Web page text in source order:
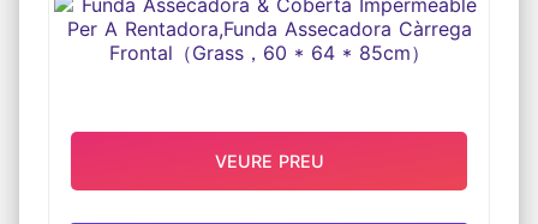
64 * 85CM）
VEURE PREU